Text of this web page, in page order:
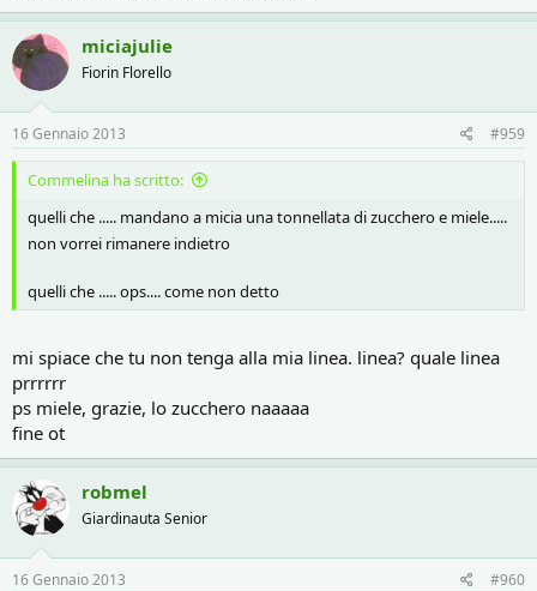
miciajulie
Fiorin Florello
16 Gennaio 2013 #959
Commelina ha scritto:
quelli che ..... mandano a micia una tonnellata di zucchero e miele.....
non vorrei rimanere indietro
quelli che ..... ops.... come non detto
mi spiace che tu non tenga alla mia linea. linea? quale linea
prrrrrr
ps miele, grazie, lo zucchero naaaaa
fine ot
robmel
Giardinauta Senior
16 Gennaio 2013 #960